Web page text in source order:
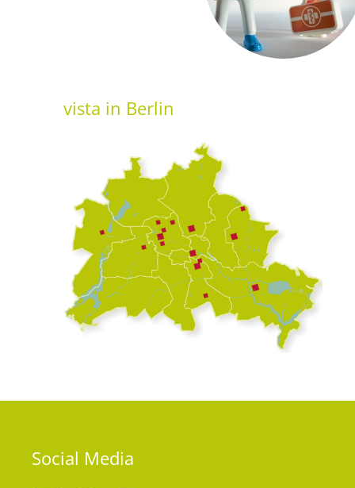
vista in Berlin
Social Media